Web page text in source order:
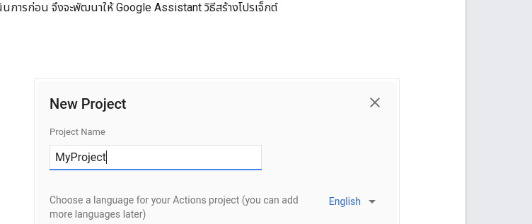
นการก่อน จึงจะพัฒนาให้ Google Assistant วิธีสร้างโปรเจ็กต์